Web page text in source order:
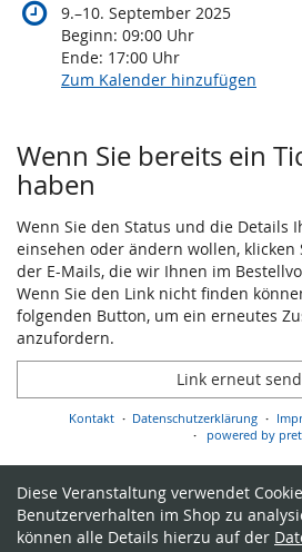
9.–bis
10. September 2025
Beginn: 09:00 Uhr
Ende: 17:00 Uhr
Zum Kalender hinzufügen
Wenn Sie bereits ein
haben
Wenn Sie den Status und die Details
einsehen oder ändern wollen,
der E-Mails, die wir Ihnen im
Wenn Sie den Link nicht finden
folgenden Button, um ein erneutes
anzufordern.
Link erneut
Kontakt Datenschutzerklärung
powered by
Diese Veranstaltung verwendet
Benutzerverhalten im Shop zu
können alle Details hierzu auf der